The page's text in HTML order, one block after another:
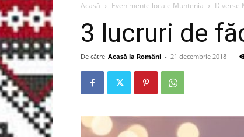
Acasă Evenimente locale Muntenia Diverse
3 lucruri de
De către Acasă la Români - 21 decembrie 2018